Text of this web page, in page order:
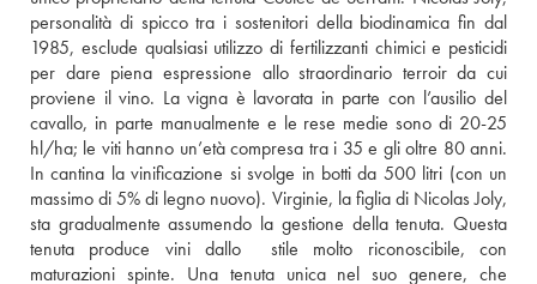
personalità di spicco tra i sostenitori della biodinamica fin dal
1985, esclude qualsiasi utilizzo di fertilizzanti chimici e pesticidi
per dare piena espressione allo straordinario terroir da cui
proviene il vino. La vigna è lavorata in parte con l’ausilio del
cavallo, in parte manualmente e le rese medie sono di 20-25
hl/ha; le viti hanno un’età compresa tra i 35 e gli oltre 80 anni.
In cantina la vinificazione si svolge in botti da 500 litri (con un
massimo di 5% di legno nuovo). Virginie, la figlia di Nicolas Joly,
sta gradualmente assumendo la gestione della tenuta. Questa
tenuta produce vini dallo  stile molto riconoscibile, con
maturazioni spinte. Una tenuta unica nel suo genere, che